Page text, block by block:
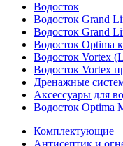
Водосток
Водосток Grand
Водосток Grand
Водосток Optima
Водосток Vortex
Водосток Vortex
Дренажные
Аксессуары для
Водосток Optima
Комплектующие
Антисептик и